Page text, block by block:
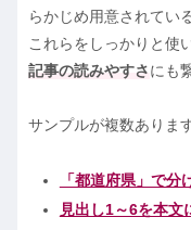
らかじめ用意されてい
これらをしっかりと使
記事の読みやすさにも
サンプルが複数ありま
「都道府県」で
見出し1～6を本文